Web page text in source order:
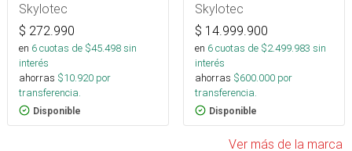
acero 16mm
Skylotec
$ 272.990
en 6cuotas de $45.498sin
interés
ahorras $10.920 por
transferencia.
Disponible
Skylotec
$ 14.999.900
en 6cuotas de $2.499.983 sin
interés
ahorras $600.000 por
transferencia.
Disponible
Ver más de la marca